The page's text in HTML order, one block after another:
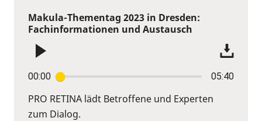
Makula-Thementag 2023 in Dresden:
Fachinformationen und Austausch
00:00 05:40
PRO RETINA lädt Betroffene und Experten
zum Dialog.